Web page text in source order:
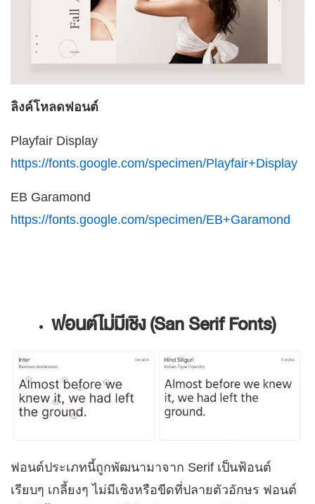
ลิงค์โหลดฟอนต์
Playfair Display
https://fonts.google.com/specimen/Playfair+Display
EB Garamond
https://fonts.google.com/specimen/EB+Garamond
ฟอนต์ไม่มีเชิง (San Serif Fonts)
ฟอนต์ประเภทนี้ถูกพัฒนามาจาก Serif เป็นฟ้อนต์
เรียบๆ เกลี้ยงๆ ไม่มีเชิงหรือขีดที่ปลายตัวอักษร ฟอนต์